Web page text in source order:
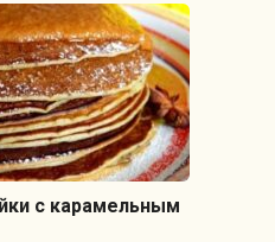
с карамельным